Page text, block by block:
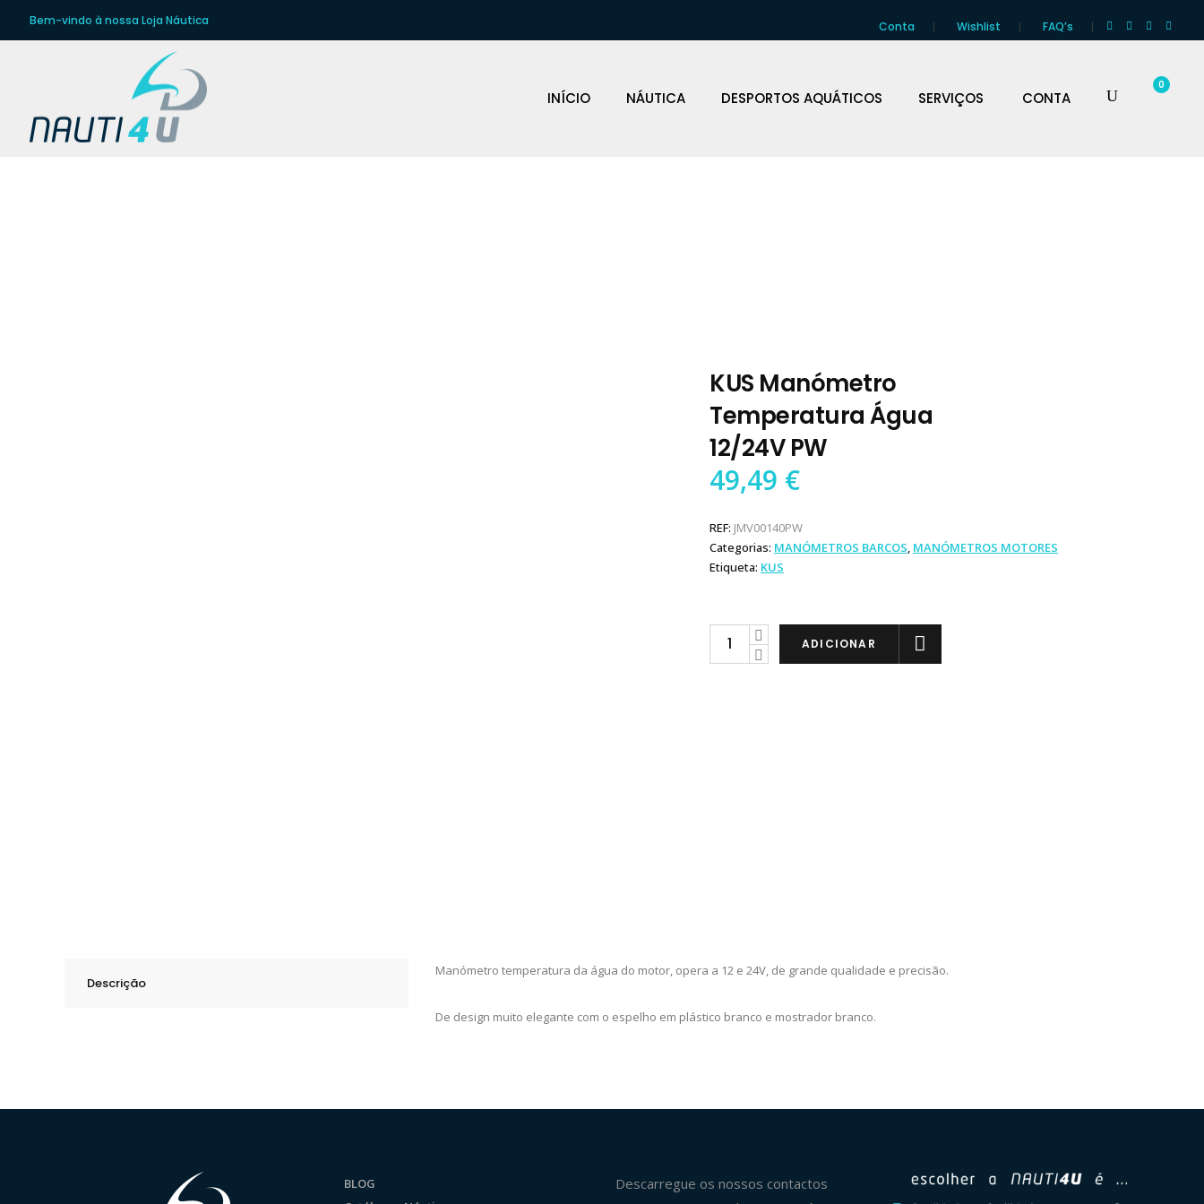
Bem-vindo à nossa Loja Náutica Conta Wishlist FAQ’s
INÍCIO NÁUTICA DESPORTOS AQUÁTICOS SERVIÇOS CONTA
0
KUS Manómetro
Temperatura Água
12/24V PW
49,49 €
REF: JMV00140PW
Categorias: MANÓMETROS BARCOS, MANÓMETROS MOTORES
Etiqueta: KUS
KUS
Manómetro
ADICIONAR
Descrição
Manómetro temperatura da água do motor, opera a 12 e 24V, de grande qualidade e precisão.
De design muito elegante com o espelho em plástico branco e mostrador branco.
BLOG
Descarregue os nossos contactos